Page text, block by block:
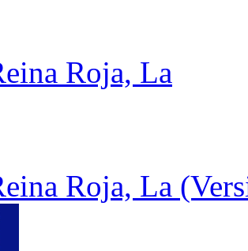
Roja, La
Roja, La